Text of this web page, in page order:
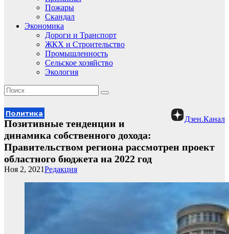
Пожары
Скандал
Экономика
Дороги и Транспорт
ЖКХ и Строительство
Промышленность
Сельское хозяйство
Экология
Политика
Дзен.Канал
Позитивные тенденции и
динамика собственного дохода:
Правительством региона рассмотрен проект
областного бюджета на 2022 год
Редакция
Ноя 2, 2021